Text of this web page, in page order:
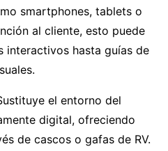
smartphones, tablets o
al cliente, esto puede
interactivos hasta guías de
el entorno del
digital, ofreciendo
de cascos o gafas de RV.